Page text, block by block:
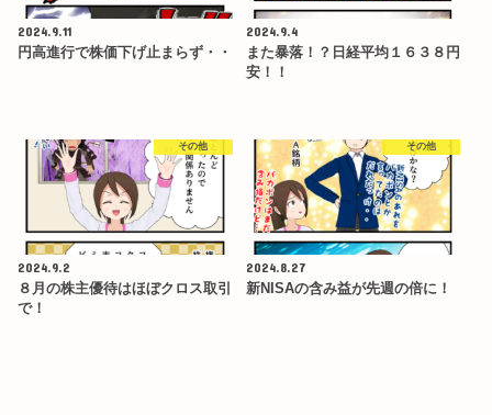
2024.9.11
円高進行で株価下げ止まらず・・
2024.9.4
また暴落！？日経平均１６３８円
安！！
その他
2024.9.2
８月の株主優待はほぼクロス取引
で！
その他
2024.8.27
新NISAの含み益が先週の倍に！